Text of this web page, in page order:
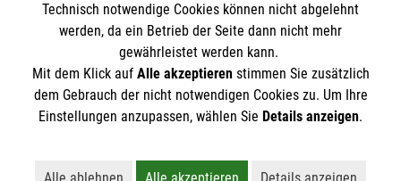
Bank: Pax-Bank für Kirche und Caritas eG
IBAN: DE26 3706 0120 1201 2270 18
BIC: GENODED1PA7
So finden Sie uns
Südstr. 1
​​​​​​​03046 Cottbus
Email:dienststelle.cottbus@malteser.org
Der Malteser Hilfsdienst e.V. ist als eingetragene
Gewerbesteuer befreit.
Technisch notwendige Cookies können nicht abgelehnt
werden, da ein Betrieb der Seite dann nicht mehr
gewährleistet werden kann.
Mit dem Klick auf Alle akzeptierenstimmen Sie zusätzlich
dem Gebrauch der nicht notwendigen Cookies zu. Um Ihre
Einstellungen anzupassen, wählen Sie Details anzeigen.